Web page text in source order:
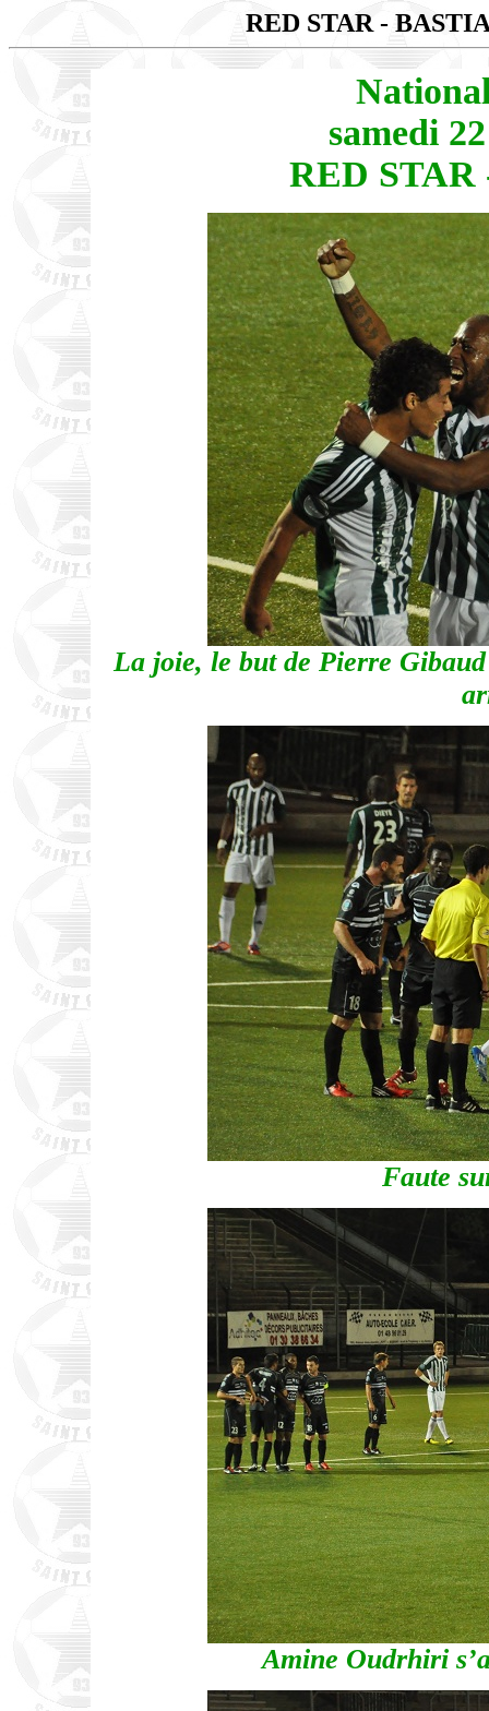
RED STAR -
samedi
RED
La joie, le but de Pierre
Faute
Amine Oudrhiri